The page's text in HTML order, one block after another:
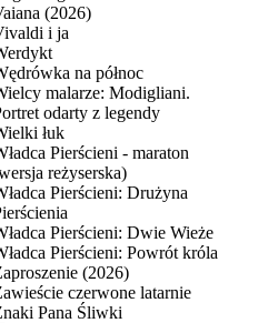
(2026)
i ja
na północ
malarze: Modigliani.
odarty z legendy
łuk
Pierścieni - maraton
reżyserska)
Pierścieni: Drużyna
Pierścieni: Dwie Wieże
Pierścieni: Powrót króla
(2026)
czerwone latarnie
Pana Śliwki